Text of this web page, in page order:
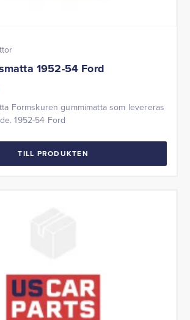
1952-54 Ford
Formskuren gummimatta som levereras
1952-54 Ford
TILL PRODUKTEN